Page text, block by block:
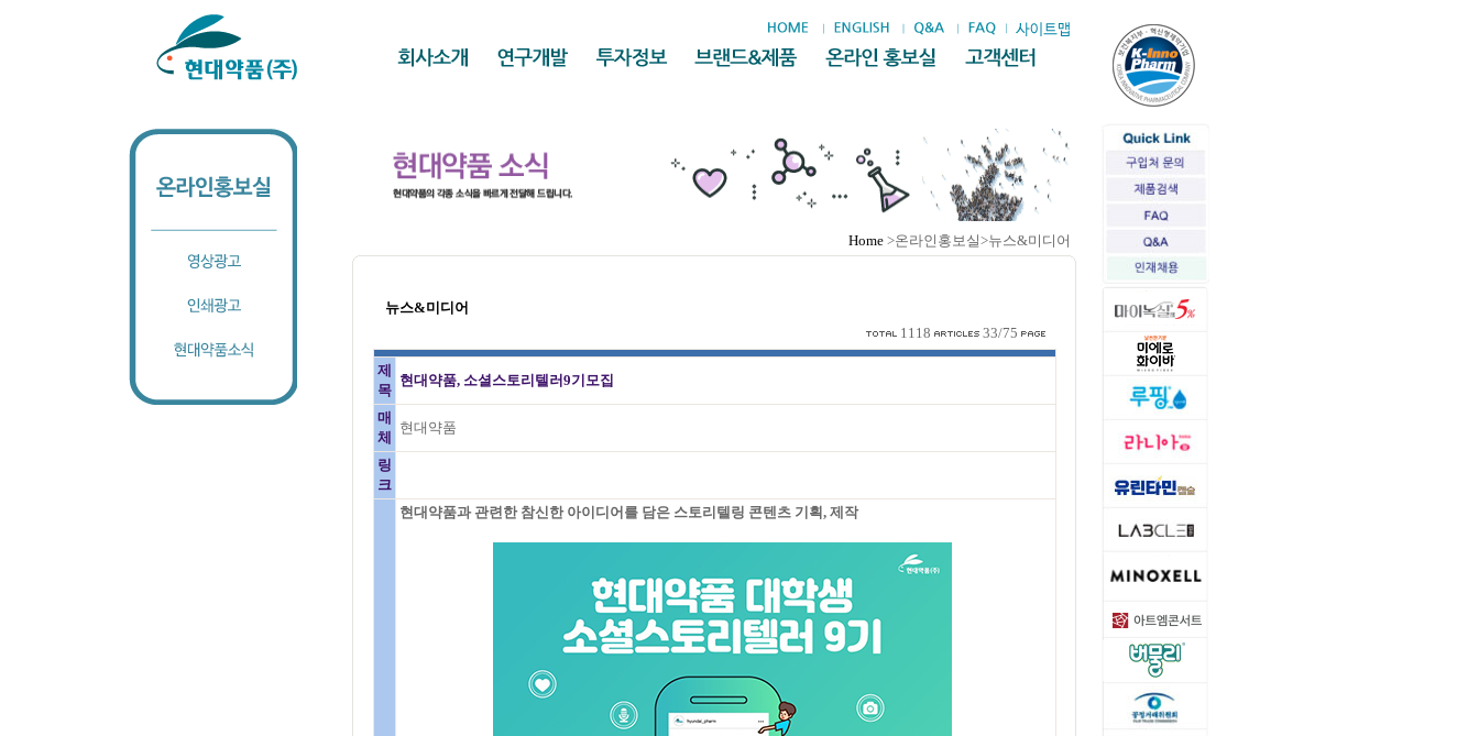
Home >온라인홍보실>뉴스&미디어
뉴스&미디어
1118
33/75
제
목
현대약품, 소셜스토리텔러9기모집
매
체
현대약품
링
크
현대약품과 관련한 참신한 아이디어를 담은 스토리텔링 콘텐츠 기획, 제작